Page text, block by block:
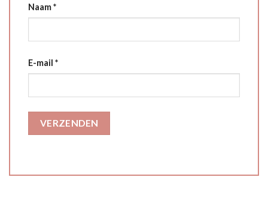
Naam*
E-mail *